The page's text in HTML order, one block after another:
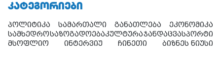
ᲙᲐᲢᲔᲒᲝᲠᲘᲔᲑᲘ
პოლიტიკა სამართალი განათლება
ეკონომიკა
სამხედროსაზოგადოებაკულტურაჯანდაცვასპორტი
მსოფლიო
ინტერვიუ ჩინეთი ბიზნეს ნიუსი